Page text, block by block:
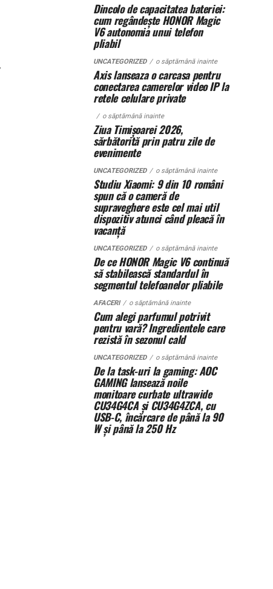
Dincolo de capacitatea bateriei:
cum regândește HONOR Magic
V6 autonomia unui telefon
pliabil
UNCATEGORIZED o săptămână inainte
Axis lanseaza o carcasa pentru
conectarea camerelor video IP la
retele celulare private
o săptămână inainte
Ziua Timișoarei 2026,
sărbătorită prin patru zile de
evenimente
UNCATEGORIZED o săptămână inainte
Studiu Xiaomi: 9 din 10 români
spun că o cameră de
supraveghere este cel mai util
dispozitiv atunci când pleacă în
vacanță
UNCATEGORIZED o săptămână inainte
De ce HONOR Magic V6 continuă
să stabilească standardul în
segmentul telefoanelor pliabile
AFACERI o săptămână inainte
Cum alegi parfumul potrivit
pentru vară? Ingredientele care
rezistă în sezonul cald
UNCATEGORIZED o săptămână inainte
De la task-uri la gaming: AOC
GAMING lansează noile
monitoare curbate ultrawide
CU34G4CA și CU34G4ZCA, cu
USB-C, încărcare de până la 90
W și până la 250 Hz